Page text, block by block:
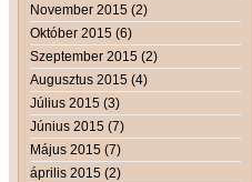
November 2015 (2)
Október 2015 (6)
Szeptember 2015 (2)
Augusztus 2015 (4)
Július 2015 (3)
Június 2015 (7)
Május 2015 (7)
április 2015 (2)